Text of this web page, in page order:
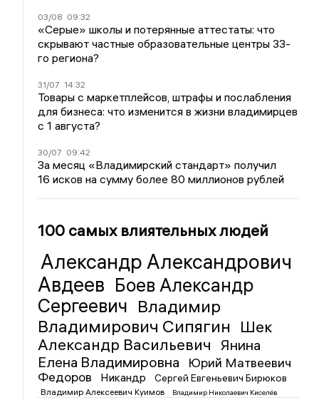
03/08 09:32
«Серые» школы и потерянные аттестаты: что
скрывают частные образовательные центры 33-
го региона?
31/07 14:32
Товары с маркетплейсов, штрафы и послабления
для бизнеса: что изменится в жизни владимирцев
с 1 августа?
30/07 09:42
За месяц «Владимирский стандарт» получил
16 исков на сумму более 80 миллионов рублей
100 самых влиятельных людей
Александр Александрович
Авдеев Боев Александр
Сергеевич Владимир
Владимирович Сипягин Шек
Александр Васильевич
Янина
Елена Владимировна
Юрий Матвеевич
Федоров
Никандр Сергей Евгеньевич Бирюков
Владимир Алексеевич Куимов Владимир Николаевич Киселёв